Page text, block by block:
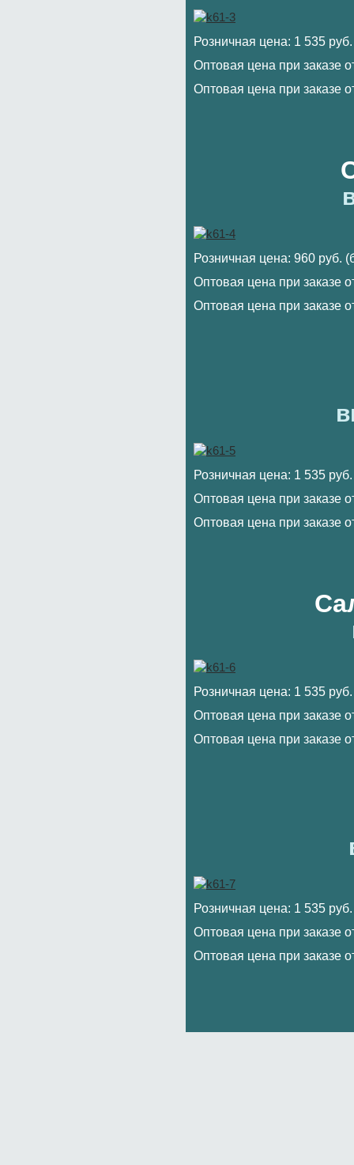
Розничная цена: 1 535
Оптовая цена при заказе
Оптовая цена при заказе
Розничная цена: 960 руб.
Оптовая цена при заказе
Оптовая цена при заказе
Розничная цена: 1 535
Оптовая цена при заказе
Оптовая цена при заказе
Розничная цена: 1 535
Оптовая цена при заказе
Оптовая цена при заказе
Розничная цена: 1 535
Оптовая цена при заказе
Оптовая цена при заказе